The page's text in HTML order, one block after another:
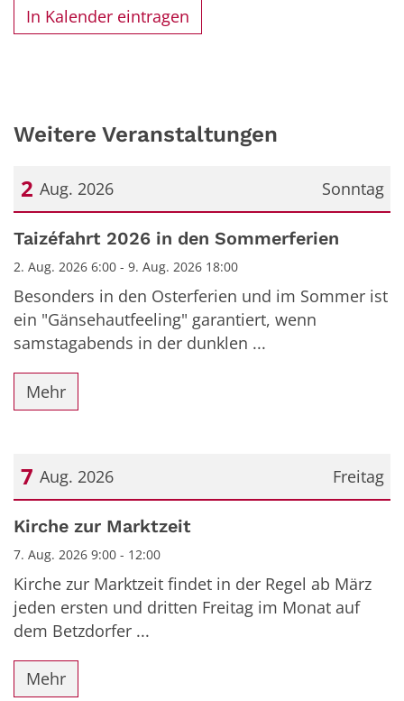
In Kalender eintragen
Weitere Veranstaltungen
Sonntag
2 Aug. 2026
Datum: 2. August 2026
Taizéfahrt 2026 in den Sommerferien
2. Aug. 2026 6:00 - 9. Aug. 2026 18:00
Besonders in den Osterferien und im Sommer ist
ein "Gänsehautfeeling" garantiert, wenn
samstagabends in der dunklen ...
Mehr
Freitag
7 Aug. 2026
Datum: 7. August 2026
Kirche zur Marktzeit
7. Aug. 2026 9:00 - 12:00
Kirche zur Marktzeit findet in der Regel ab März
jeden ersten und dritten Freitag im Monat auf
dem Betzdorfer ...
Mehr